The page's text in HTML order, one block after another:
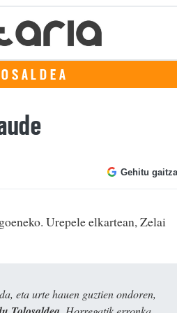
Gehitu
Urepele elkartean, Zelai
eta urte hauen guztien ondoren,